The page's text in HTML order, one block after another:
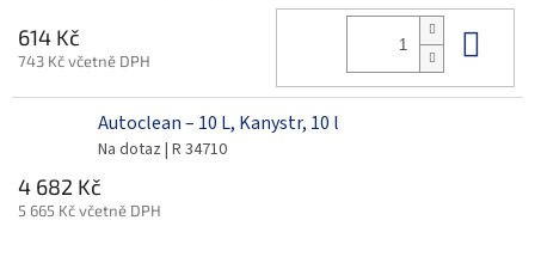
614 Kč
743 Kč včetně DPH
Autoclean – 10 L, Kanystr, 10 l
Na dotaz | R 34710
4 682 Kč
5 665 Kč včetně DPH